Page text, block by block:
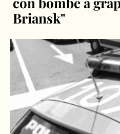
Briansk"